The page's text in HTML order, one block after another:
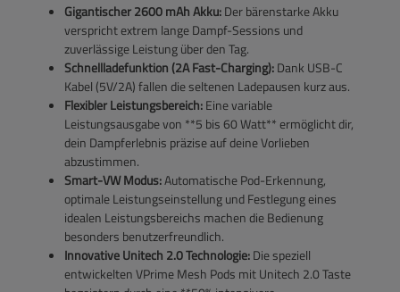
Gigantischer 2600 mAh Akku:Der bärenstarke Akku
verspricht extrem lange Dampf-Sessions und
zuverlässige Leistung über den Tag.
Schnellladefunktion (2A Fast-Charging):Dank USB-C
Kabel (5V/2A) fallen die seltenen Ladepausen kurz aus.
Flexibler Leistungsbereich:Eine variable
Leistungsausgabe von **5 bis 60 Watt** ermöglicht dir,
dein Dampferlebnis präzise auf deine Vorlieben
abzustimmen.
Smart-VW Modus:Automatische Pod-Erkennung,
optimale Leistungseinstellung und Festlegung eines
idealen Leistungsbereichs machen die Bedienung
besonders benutzerfreundlich.
Innovative Unitech 2.0 Technologie:Die speziell
entwickelten VPrime Mesh Pods mit Unitech 2.0 Taste